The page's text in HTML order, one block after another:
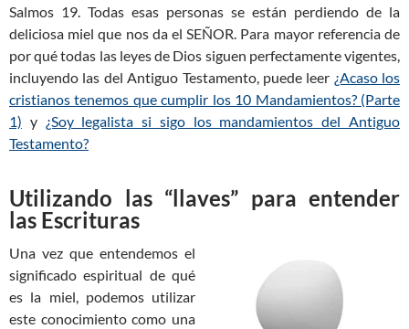
Salmos 19. Todas esas personas se están perdiendo de la
deliciosa miel que nos da el SEÑOR. Para mayor referencia de
por qué todas las leyes de Dios siguen perfectamente vigentes,
incluyendo las del Antiguo Testamento, puede leer ¿Acaso los
cristianos tenemos que cumplir los 10 Mandamientos? (Parte
1) y ¿Soy legalista si sigo los mandamientos del Antiguo
Testamento?
Utilizando las “llaves” para entender
las Escrituras
Una vez que entendemos el
significado espiritual de qué
es la miel, podemos utilizar
este conocimiento como una